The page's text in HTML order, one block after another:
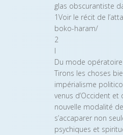
glas obscurantiste
1Voir le récit de
boko-haram/
2
I
Du mode
Tirons les choses
impérialisme
venus d’Occident
nouvelle modalité
s’accaparer non
psychiques et